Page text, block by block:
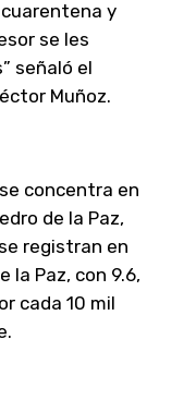
y
se les
señaló el
Muñoz.
concentra en
de la Paz,
registran en
la Paz, con 9.6,
cada 10 mil